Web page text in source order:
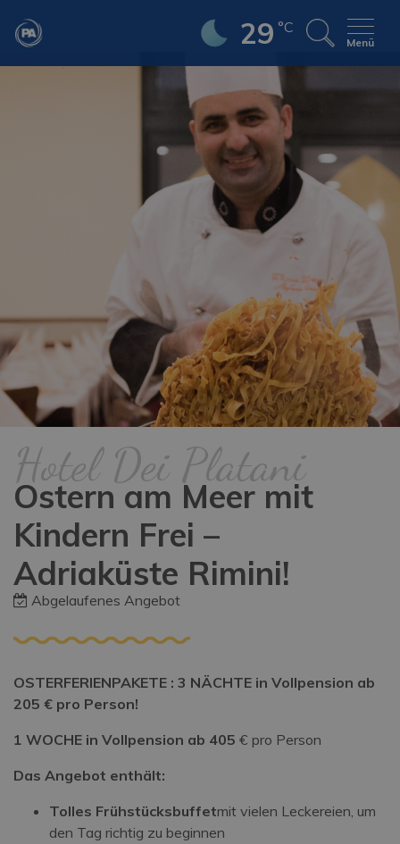
29 °C
Menü
Hotel Dei Platani
Ostern am Meer mit
Kindern Frei –
Adriaküste Rimini!
Abgelaufenes Angebot
OSTERFERIENPAKETE : 3 NÄCHTE in Vollpension ab
205 € pro Person!
1 WOCHE in Vollpension ab 405 € pro Person
Das Angebot enthält:
Tolles Frühstücksbuffetmit vielen Leckereien, um
den Tag richtig zu beginnen